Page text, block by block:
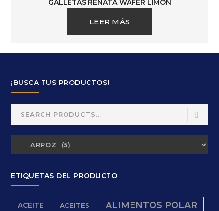
GALLETAS RENATA WAFER LIMÓN
LEER MÁS
¡BUSCA TUS PRODUCTOS!
ETIQUETAS DEL PRODUCTO
ACEITE ACEITES ALIMENTOS POLAR